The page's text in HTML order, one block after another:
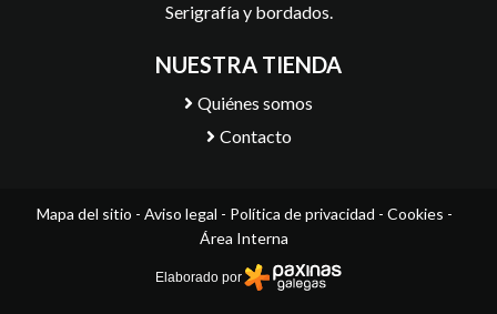
Serigrafía y bordados.
NUESTRA TIENDA
Quiénes somos
Contacto
Mapa del sitio - Aviso legal - Política de privacidad - Cookies -
Área Interna
Elaborado por